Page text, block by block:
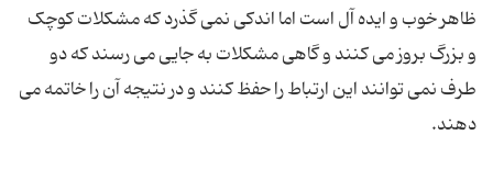
ظاهر خوب و ایده آل است اما اندکی نمی گذرد که مشکلات کوچک
و بزرگ بروز می کنند و گاهی مشکلات به جایی می رسند که دو
طرف نمی توانند این ارتباط را حفظ کنند و در نتیجه آن را خاتمه می